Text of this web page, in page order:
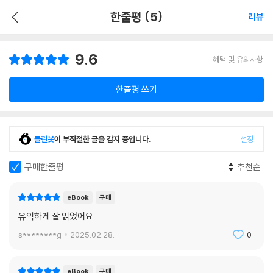
한줄평 (5) 리뷰
9.6 혜택 및 유의사항
한줄평 쓰기
클린봇이 부적절한 글을 감지 중입니다. 설정
구매한줄평 추천순
eBook 구매
유익하게 잘 읽었어요...
s********g 2025.02.28. 0
eBook 구매